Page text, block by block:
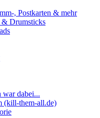
, Postkarten & mehr
& Drumsticks
war dabei...
(kill-them-all.de)